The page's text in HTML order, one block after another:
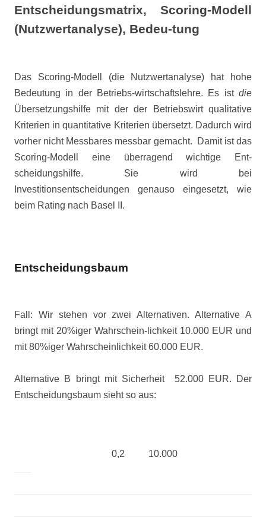
Entscheidungsmatrix, Scoring-Modell
(Nutzwertanalyse), Bedeu-tung
Das Scoring-Modell (die Nutzwertanalyse) hat hohe
Bedeutung in der Betriebs-wirtschaftslehre. Es ist die
Übersetzungshilfe mit der der Betriebswirt qualitative
Kriterien in quantitative Kriterien übersetzt. Dadurch wird
vorher nicht Messbares messbar gemacht.
Damit ist das
Scoring-Modell eine überragend wichtige Ent-
scheidungshilfe. Sie wird bei
Investitionsentscheidungen genauso eingesetzt, wie
beim Rating nach Basel II.
Entscheidungsbaum
Fall: Wir stehen vor zwei Alternativen. Alternative A
bringt mit 20%iger Wahrschein-lichkeit 10.000 EUR und
mit 80%iger Wahrscheinlichkeit 60.000 EUR.
Alternative B bringt mit Sicherheit
52.000 EUR. Der
Entscheidungsbaum sieht so aus:
0,2 10.000